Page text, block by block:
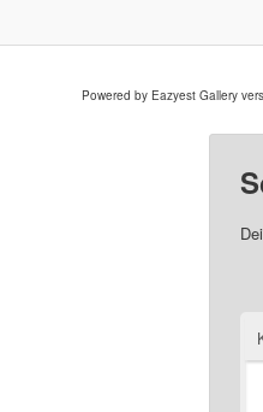
Powered by Eazyest Gallery